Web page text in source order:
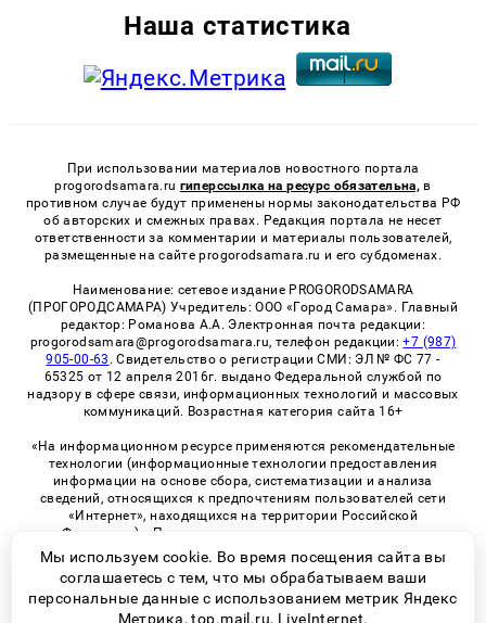
Наша статистика
При использовании материалов новостного портала
progorodsamara.ru гиперссылка на ресурс обязательна, в
противном случае будут применены нормы законодательства РФ
об авторских и смежных правах. Редакция портала не несет
ответственности за комментарии и материалы пользователей,
размещенные на сайте progorodsamara.ru и его субдоменах.
Наименование: сетевое издание PROGORODSAMARA
(ПРОГОРОДСАМАРА) Учредитель: ООО «Город Самара». Главный
редактор: Романова А.А. Электронная почта редакции:
progorodsamara@progorodsamara.ru, телефон редакции:+7 (987)
905-00-63 . Свидетельство о регистрации СМИ: ЭЛ № ФС 77 -
65325 от 12 апреля 2016г. выдано Федеральной службой по
надзору в сфере связи, информационных технологий и массовых
коммуникаций. Возрастная категория сайта 16+
«На информационном ресурсе применяются рекомендательные
технологии (информационные технологии предоставления
информации на основе сбора, систематизации и анализа
сведений, относящихся к предпочтениям пользователей сети
«Интернет», находящихся на территории Российской
Федерации)». Правила применения рекомендательных
технологий в виджетах рекламно-обменной сети
«СМИ2» (PDF)
Мы используем cookie. Во время посещения сайта вы
соглашаетесь с тем, что мы обрабатываем ваши
персональные данные с использованием метрик Яндекс
Метрика, top.mail.ru, LiveInternet.